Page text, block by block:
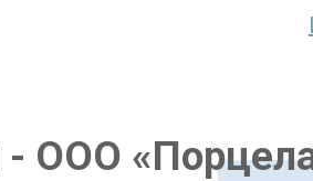
- ООО